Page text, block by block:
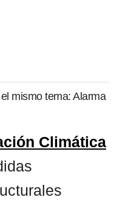
mismo tema: Alarma
Climática